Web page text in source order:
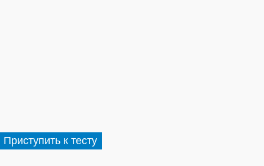
Приступить к тесту